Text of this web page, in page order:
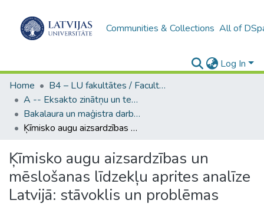
Communities & Collections All of
Log In
Home
B4 – LU fakultātes / Faculties of the UL
A -- Eksakto zinātņu un tehnoloģiju fakultāte / Faculty of Science and Technology
Bakalaura un maģistra darbi (EZTF) / Bachelor's and Master's theses
Ķīmisko augu aizsardzības un mēslošanas līdzekļu aprites analīze Latvijā: stāvoklis un problēmas
Ķīmisko augu aizsardzības un
mēslošanas līdzekļu aprites analīze
Latvijā: stāvoklis un problēmas